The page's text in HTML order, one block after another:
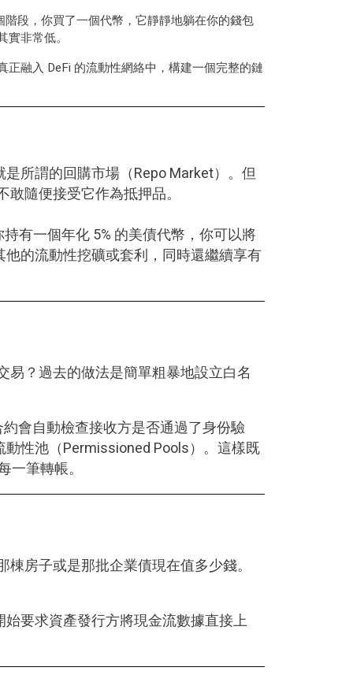
段，你買了一個代幣，它靜靜地躺在你的錢包
非常低。
正融入 DeFi 的流動性網絡中，構建一個完整的鏈
所謂的回購市場（Repo Market）。但
隨便接受它作為抵押品。
有一個年化 5% 的美債代幣，你可以將
的流動性挖礦或套利，同時還繼續享有
？過去的做法是簡單粗暴地設立白名
會自動檢查接收方是否通過了身份驗
性池（Permissioned Pools）。這樣既
筆轉帳。
房子或是那批企業債現在值多少錢。
要求資產發行方將現金流數據直接上